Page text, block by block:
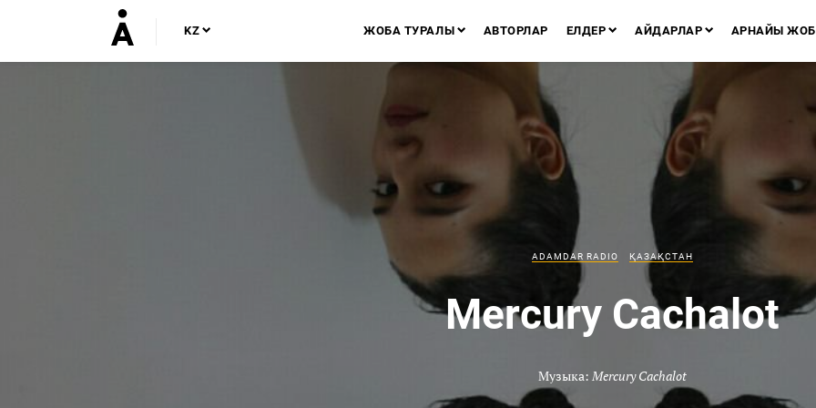
KZ ЖОБА ТУРАЛЫ АВТОРЛАР ЕЛДЕР АЙДАРЛАР АРНАЙЫ
ADAMDAR RADIO ҚАЗАҚСТАН
Mercury Cachalot
Музыка: Mercury Cachalot